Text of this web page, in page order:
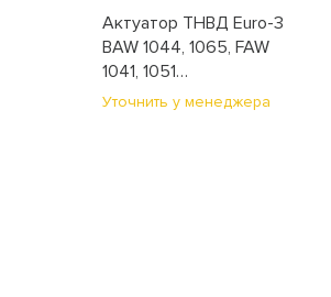
Актуатор ТНВД Euro-3
BAW 1044, 1065, FAW
1041, 1051
(0928400672)
Уточнить у менеджера